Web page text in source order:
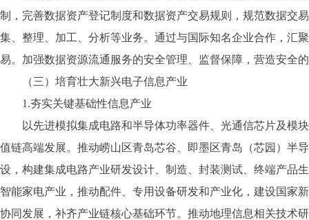
制，完善数据资产登记制度和数据资产交易规则，规范数据交
集、整理、加工、分析等业务。通过与国际知名企业合作，汇
易。加强数据资源流通服务的安全管理、监督保障，营造安全
（三）培育壮大新兴电子信息产业
1.夯实关键基础性信息产业
以先进模拟集成电路和半导体功率器件、光通信芯片及模块
值链高端发展。推动崂山区青岛芯谷、即墨区青岛（芯园）半
设，构建集成电路产业研发设计、制造、封装测试、终端产品
智能家电产业，推动配件、专用设备研发和产业化，建设国家
协同发展，补齐产业链核心基础环节。推动地理信息相关技术